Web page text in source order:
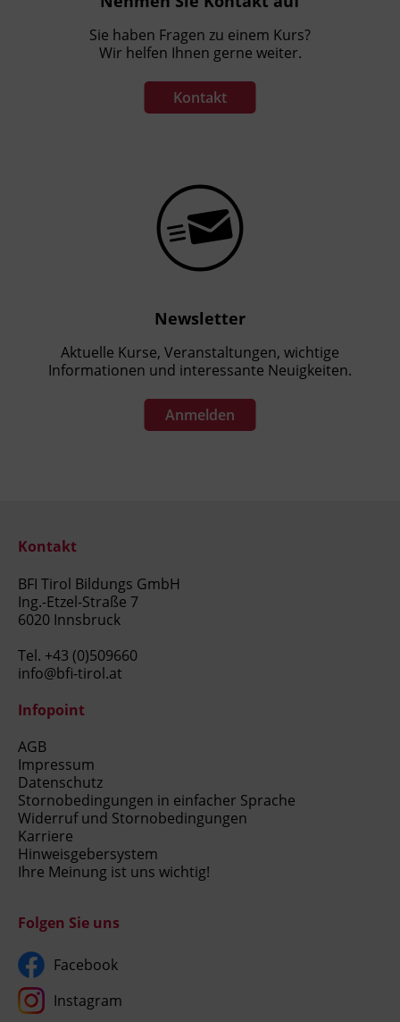
Sie haben Fragen zu einem Kurs?
Wir helfen Ihnen gerne weiter.
Kontakt
Newsletter
Aktuelle Kurse, Veranstaltungen, wichtige
Informationen und interessante Neuigkeiten.
Anmelden
Kontakt
BFI Tirol Bildungs GmbH
Ing.-Etzel-Straße 7
6020 Innsbruck
Tel. +43 (0)509660
info@bfi-tirol.at
Infopoint
AGB
Impressum
Datenschutz
Stornobedingungen in einfacher Sprache
Widerruf und Stornobedingungen
Karriere
Hinweisgebersystem
Ihre Meinung ist uns wichtig!
Folgen Sie uns
Facebook
Instagram